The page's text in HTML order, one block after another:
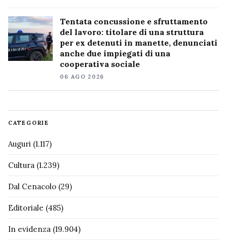
Tentata concussione e sfruttamento
del lavoro: titolare di una struttura
per ex detenuti in manette, denunciati
anche due impiegati di una
cooperativa sociale
06 AGO 2026
CATEGORIE
Auguri (1.117)
Cultura (1.239)
Dal Cenacolo (29)
Editoriale (485)
In evidenza (19.904)